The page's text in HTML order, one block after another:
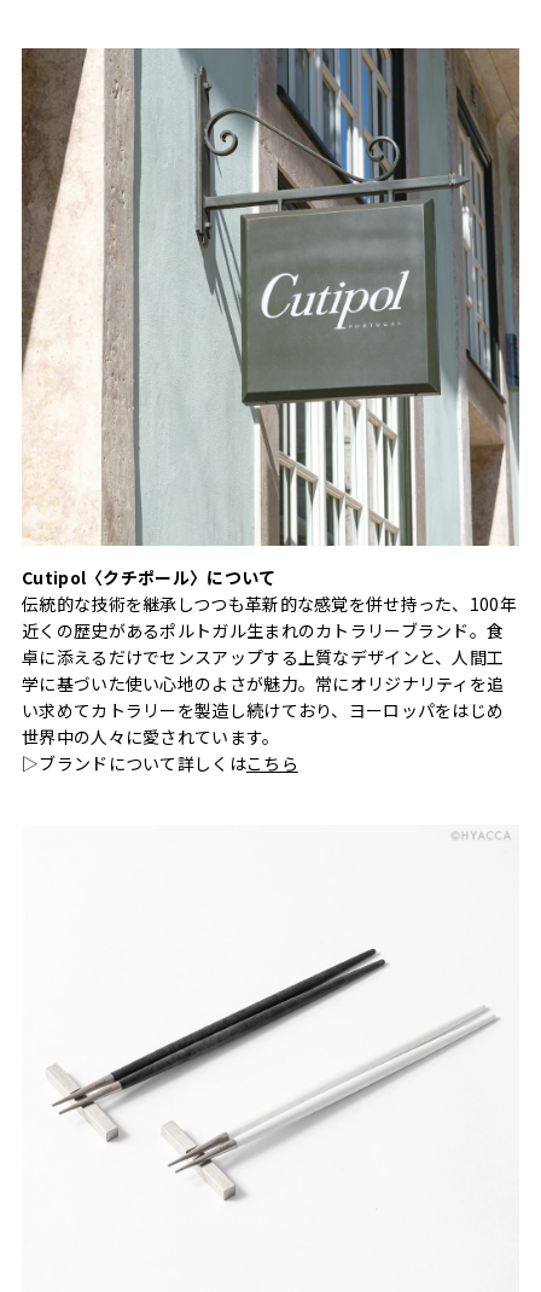
Cutipol〈クチポール〉について
伝統的な技術を継承しつつも革新的な感覚を併せ持った、100年
近くの歴史があるポルトガル生まれのカトラリーブランド。食
卓に添えるだけでセンスアップする上質なデザインと、人間工
学に基づいた使い心地のよさが魅力。常にオリジナリティを追
い求めてカトラリーを製造し続けており、ヨーロッパをはじめ
世界中の人々に愛されています。
▷ブランドについて詳しくはこちら